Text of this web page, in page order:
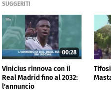
SUGGERITI
00:28
Vinicius rinnova con il
Real Madrid fino al 2032:
l'annuncio